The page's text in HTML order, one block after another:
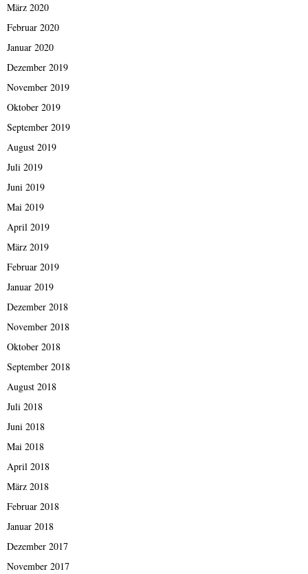
März 2020
Februar 2020
Januar 2020
Dezember 2019
November 2019
Oktober 2019
September 2019
August 2019
Juli 2019
Juni 2019
Mai 2019
April 2019
März 2019
Februar 2019
Januar 2019
Dezember 2018
November 2018
Oktober 2018
September 2018
August 2018
Juli 2018
Juni 2018
Mai 2018
April 2018
März 2018
Februar 2018
Januar 2018
Dezember 2017
November 2017